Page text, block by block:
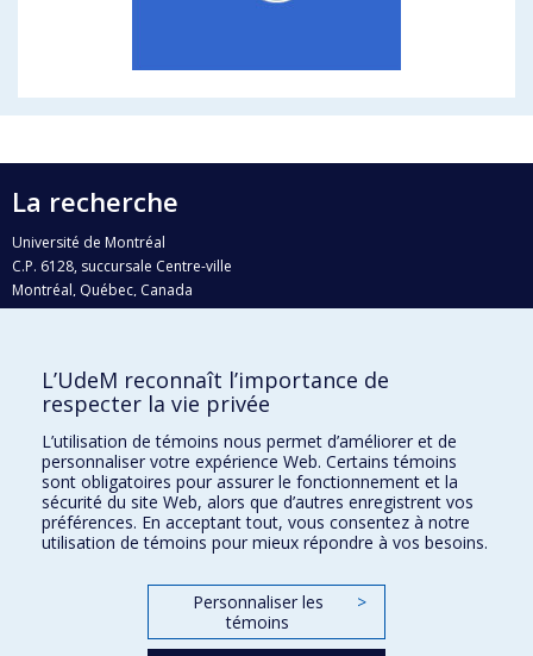
La recherche
Université de Montréal
C.P. 6128, succursale Centre-ville
Montréal, Québec, Canada
H3C 3J7
Qui fait quoi?
Nous trouver
Plan du site
Accessibilité
L’UdeM reconnaît l’importance de
respecter la vie privée
L’utilisation de témoins nous permet d’améliorer et de
personnaliser votre expérience Web. Certains témoins
sont obligatoires pour assurer le fonctionnement et la
sécurité du site Web, alors que d’autres enregistrent vos
préférences. En acceptant tout, vous consentez à notre
utilisation de témoins pour mieux répondre à vos besoins.
Personnaliser les
témoins
>